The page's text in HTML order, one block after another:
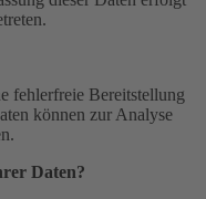
fehlerfreie Bereitstellung
können zur Analyse
Daten?